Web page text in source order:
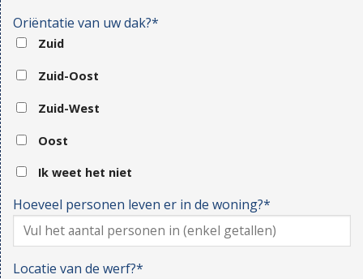
Oriëntatie van uw dak?*
Zuid
Zuid-Oost
Zuid-West
Oost
Ik weet het niet
Hoeveel personen leven er in de woning?*
Locatie van de werf?*